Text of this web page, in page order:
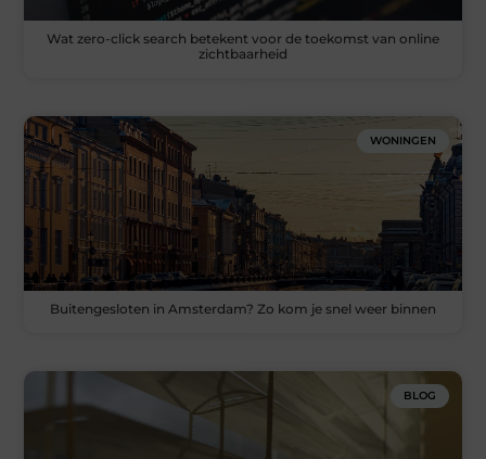
Wat zero-click search betekent voor de toekomst van online
zichtbaarheid
WONINGEN
Buitengesloten in Amsterdam? Zo kom je snel weer binnen
BLOG